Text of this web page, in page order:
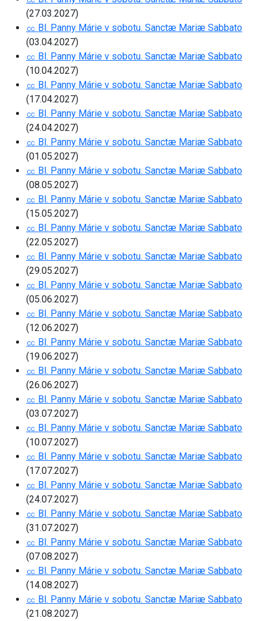
(27.03.2027)
㏄ Bl. Panny Márie v sobotu. Sanctæ Mariæ Sabbato
(03.04.2027)
㏄ Bl. Panny Márie v sobotu. Sanctæ Mariæ Sabbato
(10.04.2027)
㏄ Bl. Panny Márie v sobotu. Sanctæ Mariæ Sabbato
(17.04.2027)
㏄ Bl. Panny Márie v sobotu. Sanctæ Mariæ Sabbato
(24.04.2027)
㏄ Bl. Panny Márie v sobotu. Sanctæ Mariæ Sabbato
(01.05.2027)
㏄ Bl. Panny Márie v sobotu. Sanctæ Mariæ Sabbato
(08.05.2027)
㏄ Bl. Panny Márie v sobotu. Sanctæ Mariæ Sabbato
(15.05.2027)
㏄ Bl. Panny Márie v sobotu. Sanctæ Mariæ Sabbato
(22.05.2027)
㏄ Bl. Panny Márie v sobotu. Sanctæ Mariæ Sabbato
(29.05.2027)
㏄ Bl. Panny Márie v sobotu. Sanctæ Mariæ Sabbato
(05.06.2027)
㏄ Bl. Panny Márie v sobotu. Sanctæ Mariæ Sabbato
(12.06.2027)
㏄ Bl. Panny Márie v sobotu. Sanctæ Mariæ Sabbato
(19.06.2027)
㏄ Bl. Panny Márie v sobotu. Sanctæ Mariæ Sabbato
(26.06.2027)
㏄ Bl. Panny Márie v sobotu. Sanctæ Mariæ Sabbato
(03.07.2027)
㏄ Bl. Panny Márie v sobotu. Sanctæ Mariæ Sabbato
(10.07.2027)
㏄ Bl. Panny Márie v sobotu. Sanctæ Mariæ Sabbato
(17.07.2027)
㏄ Bl. Panny Márie v sobotu. Sanctæ Mariæ Sabbato
(24.07.2027)
㏄ Bl. Panny Márie v sobotu. Sanctæ Mariæ Sabbato
(31.07.2027)
㏄ Bl. Panny Márie v sobotu. Sanctæ Mariæ Sabbato
(07.08.2027)
㏄ Bl. Panny Márie v sobotu. Sanctæ Mariæ Sabbato
(14.08.2027)
㏄ Bl. Panny Márie v sobotu. Sanctæ Mariæ Sabbato
(21.08.2027)